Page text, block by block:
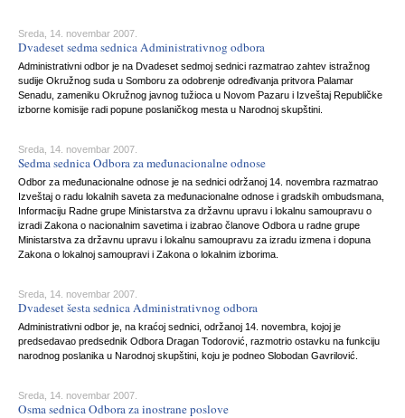
Sreda, 14. novembar 2007.
Dvadeset sedma sednica Administrativnog odbora
Administrativni odbor je na Dvadeset sedmoj sednici razmatrao zahtev istražnog
sudije Okružnog suda u Somboru za odobrenje određivanja pritvora Palamar
Senadu, zameniku Okružnog javnog tužioca u Novom Pazaru i Izveštaj Republičke
izborne komisije radi popune poslaničkog mesta u Narodnoj skupštini.
Sreda, 14. novembar 2007.
Sedma sednica Odbora za međunacionalne odnose
Odbor za međunacionalne odnose je na sednici održanoj 14. novembra razmatrao
Izveštaj o radu lokalnih saveta za međunacionalne odnose i gradskih ombudsmana,
Informaciju Radne grupe Ministarstva za državnu upravu i lokalnu samoupravu o
izradi Zakona o nacionalnim savetima i izabrao članove Odbora u radne grupe
Ministarstva za državnu upravu i lokalnu samoupravu za izradu izmena i dopuna
Zakona o lokalnoj samoupravi i Zakona o lokalnim izborima.
Sreda, 14. novembar 2007.
Dvadeset šesta sednica Administrativnog odbora
Administrativni odbor je, na kraćoj sednici, održanoj 14. novembra, kojoj je
predsedavao predsednik Odbora Dragan Todorović, razmotrio ostavku na funkciju
narodnog poslanika u Narodnoj skupštini, koju je podneo Slobodan Gavrilović.
Sreda, 14. novembar 2007.
Osma sednica Odbora za inostrane poslove